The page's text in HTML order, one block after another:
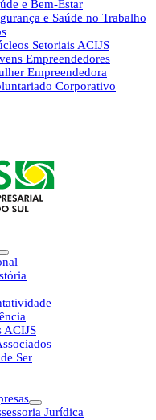
e Bem-Estar
e Saúde no Trabalho
Setoriais ACIJS
Empreendedores
Empreendedora
Corporativo
ACIJS
Ser
Jurídica